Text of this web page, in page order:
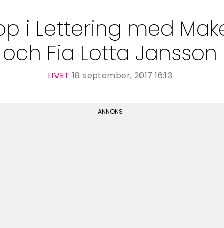
i Lettering med
och Fia Lotta Jansson
LIVET 18 september, 2017 16:13